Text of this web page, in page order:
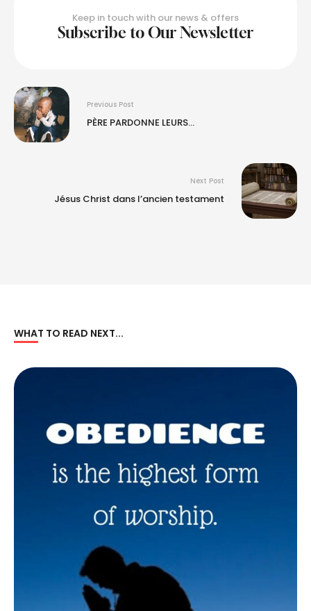
Keep in touch with our news & offers
Subscribe to Our Newsletter
Previous Post
PÈRE PARDONNE LEURS…
Next Post
Jésus Christ dans l’ancien testament
WHAT TO READ NEXT...